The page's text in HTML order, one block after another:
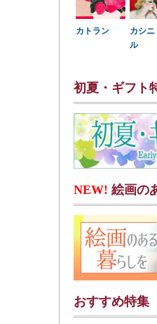
カトラン
カシニ
ル
初夏・ギフト
NEW! 絵画の
おすすめ特集